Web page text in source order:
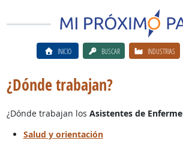
INICIO BUSCAR INDUSTRIAS
¿Dónde trabajan?
¿Dónde trabajan los Asistentes de
Salud y orientación